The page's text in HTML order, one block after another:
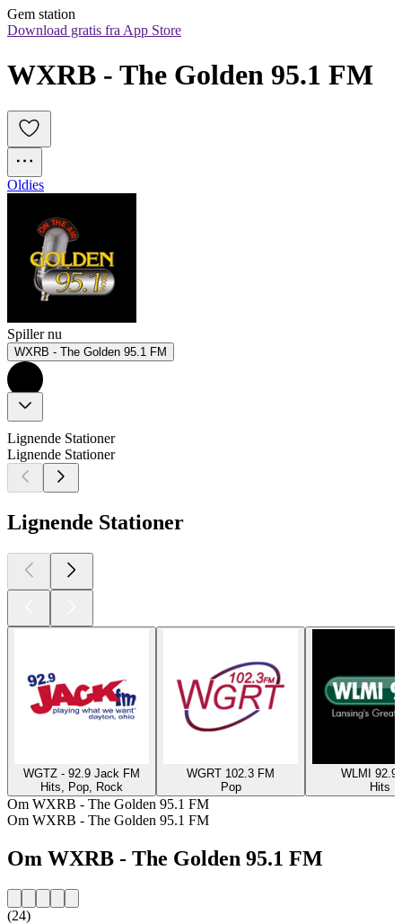
Gem station
Download gratis fra App Store
WXRB - The Golden 95.1 FM
Oldies
Spiller nu
WXRB - The Golden 95.1 FM
Lignende Stationer
Lignende Stationer
Lignende Stationer
WGTZ - 92.9 Jack FM
Hits, Pop, Rock
WGRT 102.3 FM
Pop
WLMI 92.9
Hits
Om WXRB - The Golden 95.1 FM
Om WXRB - The Golden 95.1 FM
Om WXRB - The Golden 95.1 FM
(24)